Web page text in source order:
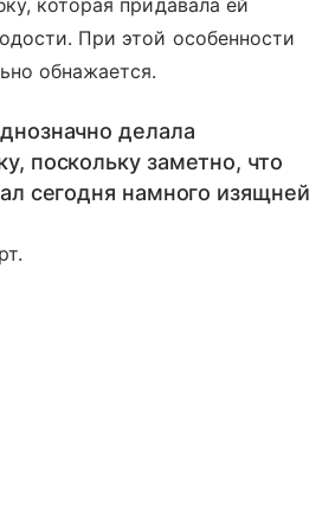
которая придавала ей
При этой особенности
обнажается.
делала
поскольку заметно, что
сегодня намного изящней